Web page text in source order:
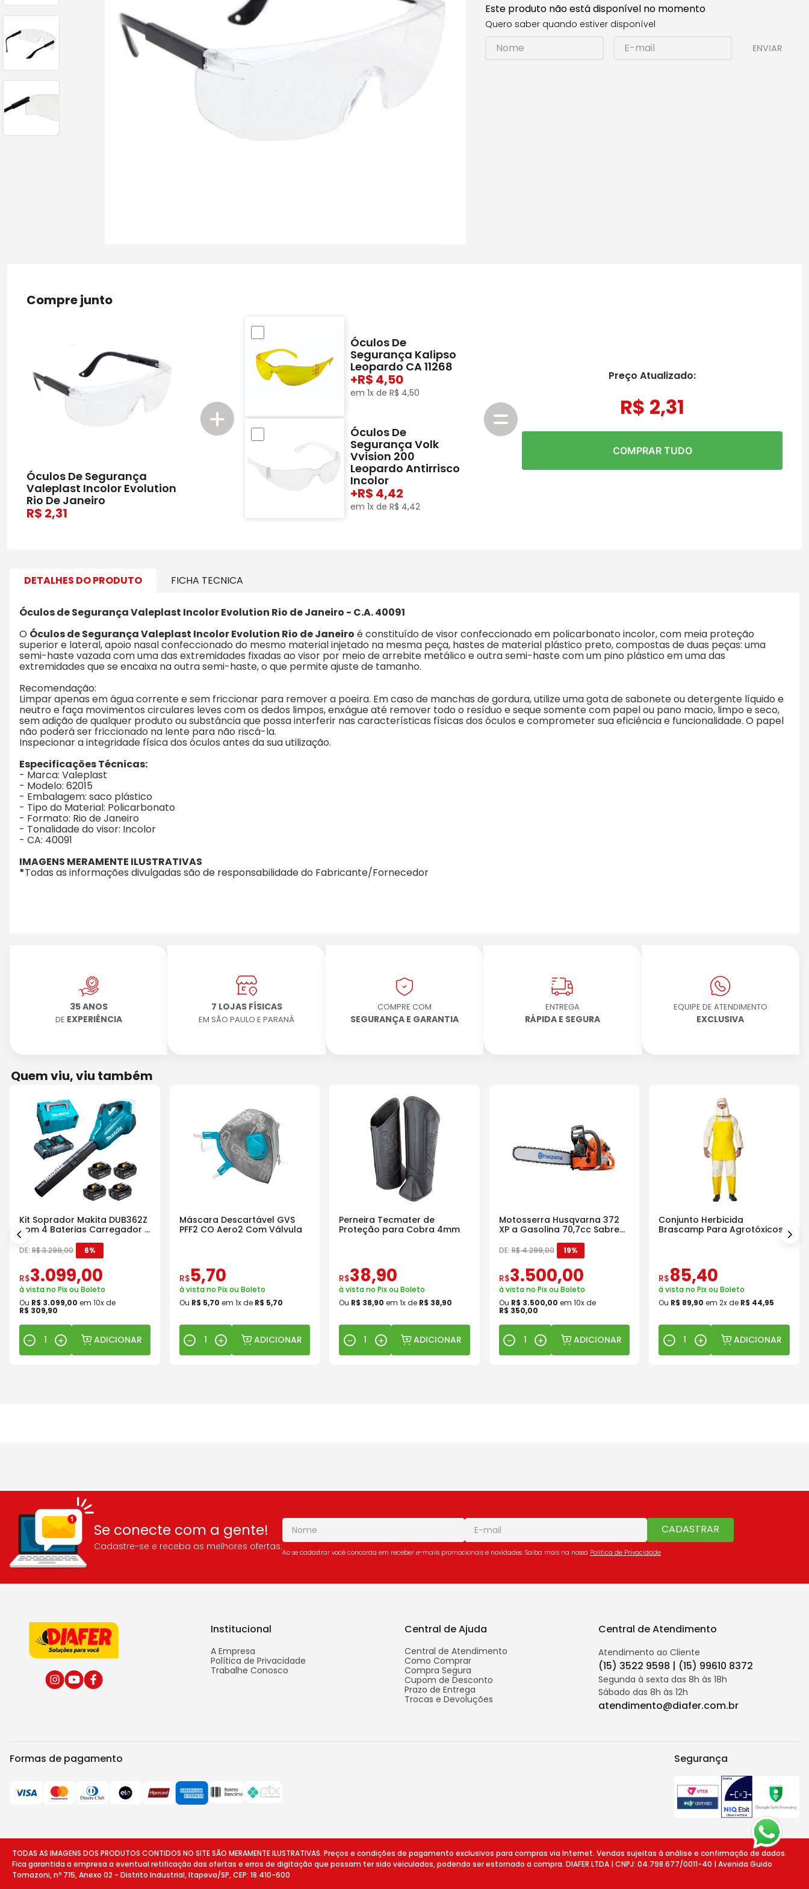
Este produto não está disponível no momento
Quero saber quando estiver disponível
ENVIAR
Compre junto
Óculos De Segurança
Valeplast Incolor Evolution
Rio De Janeiro
2,31
Óculos De
Segurança Kalipso
Leopardo CA 11268
+ 4,50
em1x deR$ 4,50
Óculos De
Segurança Volk
Vvision 200
Leopardo Antirrisco
Incolor
+ 4,42
em1x deR$ 4,42
Preço Atualizado:
R$ 2,31
COMPRAR TUDO
DETALHES DO PRODUTO FICHA TECNICA
Óculos de Segurança Valeplast Incolor Evolution Rio de Janeiro - C.A. 40091
O Óculos de Segurança Valeplast Incolor Evolution Rio de Janeiro é constituído de visor confeccionado em policarbonato incolor, com meia proteção
superior e lateral, apoio nasal confeccionado do mesmo material injetado na mesma peça, hastes de material plástico preto, compostas de duas peças: uma
semi-haste vazada com uma das extremidades fixadas ao visor por meio de arrebite metálico e outra semi-haste com um pino plástico em uma das
extremidades que se encaixa na outra semi-haste, o que permite ajuste de tamanho.
Recomendação:
Limpar apenas em água corrente e sem friccionar para remover a poeira. Em caso de manchas de gordura, utilize uma gota de sabonete ou detergente líquido e
neutro e faça movimentos circulares leves com os dedos limpos, enxágue até remover todo o resíduo e seque somente com papel ou pano macio, limpo e seco,
sem adição de qualquer produto ou substância que possa interferir nas características físicas dos óculos e comprometer sua eficiência e funcionalidade. O papel
não poderá ser friccionado na lente para não riscá-la.
Inspecionar a integridade física dos óculos antes da sua utilização.
Especificações Técnicas:
- Marca: Valeplast
- Modelo: 62015
- Embalagem: saco plástico
- Tipo do Material: Policarbonato
- Formato: Rio de Janeiro
- Tonalidade do visor: Incolor
- CA: 40091
IMAGENS MERAMENTE ILUSTRATIVAS
*Todas as informações divulgadas são de responsabilidade do Fabricante/Fornecedor
35 ANOS
DE EXPERIÊNCIA
7 LOJAS FÍSICAS
EM SÃO PAULO E PARANÁ
COMPRE COM
SEGURANÇA E GARANTIA
ENTREGA
RÁPIDA E SEGURA
EQUIPE DE ATENDIMENTO
EXCLUSIVA
Quem viu, viu também
Kit Soprador Makita DUB362Z
com 4 Baterias Carregador e
Maleta
DE: R$3.299,00 6%
R$3.099,00
à vista no Pix ou Boleto
Ou R$ 3.099,00 em 10x de
R$ 309,90
＋
－ ADICIONAR
Máscara Descartável GVS
PFF2 CO Aero2 Com Válvula
R$5,70
à vista no Pix ou Boleto
Ou R$ 5,70 em 1x de R$ 5,70
＋
－ ADICIONAR
Perneira Tecmater de
Proteção para Cobra 4mm
R$38,90
à vista no Pix ou Boleto
Ou R$ 38,90 em1x de R$ 38,90
＋
－ ADICIONAR
Motosserra Husqvarna 372
XP a Gasolina 70,7cc Sabre
DE:R$4.299,00 19%
R$3.500,00
à vista no Pix ou Boleto
Ou R$ 3.500,00 em 10x de
R$ 350,00
＋
－ ADICIONAR
Conjunto Herbicida
Brascamp Para Agrotóxicos
30 Lavagens
R$85,40
à vista no Pix ou Boleto
Ou R$ 89,90 em2x de R$ 44,95
＋
－ ADICIONAR
Se conecte com a gente!
Cadastre-se e receba as melhores ofertas:
CADASTRAR
Ao se cadastrar você concorda em receber e-mails promocionais e novidades. Saiba mais na nossa Politica de Privacidade
Institucional
A Empresa
Política de Privacidade
Trabalhe Conosco
Central de Ajuda
Central de Atendimento
Como Comprar
Compra Segura
Cupom de Desconto
Prazo de Entrega
Trocas e Devoluções
Central de Atendimento
Atendimento ao Cliente
(15) 3522 9598 | (15) 99610 8372
Segunda à sexta das 8h às 18h
Sábado das 8h às 12h
atendimento@diafer.com.br
Formas de pagamento Segurança
TODAS AS IMAGENS DOS PRODUTOS CONTIDOS NO SITE SÃO MERAMENTE ILUSTRATIVAS. Preços e condições de pagamento exclusivos para compras via Internet. Vendas sujeitas à análise e confirmação de dados.
Fica garantida a empresa a eventual retificação das ofertas e erros de digitação que possam ter sido veiculados, podendo ser estornado a compra. DIAFER LTDA | CNPJ: 04.798.677/0011-40 | Avenida Guido
Tomazoni, nº 715, Anexo 02 - Distrito Industrial, Itapeva/SP, CEP: 18.410-600